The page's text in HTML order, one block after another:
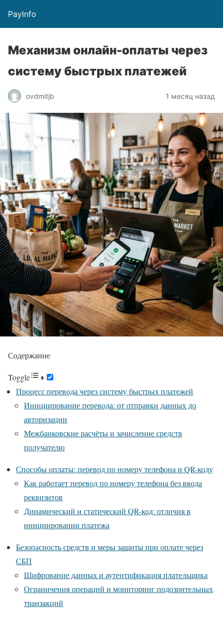
PayInfo
Механизм онлайн-оплаты через
систему быстрых платежей
ovdmitjb 1 месяц назад
Содержание
Toggle
Процесс перевода через систему быстрых платежей
Инициирование перевода: от отправки данных до
авторизации
Межбанковские расчёты и зачисление средств
получателю
Способы оплаты: перевод по номеру телефона и QR-коду
Как работает перевод по номеру телефона без ввода
реквизитов
Динамический и статический QR-код: отличия в
инициировании платежа
Безопасность средств и меры защиты при оплате через
СБП
Шифрование данных и аутентификация плательщика
Ограничения операций и мониторинг подозрительных
транзакций